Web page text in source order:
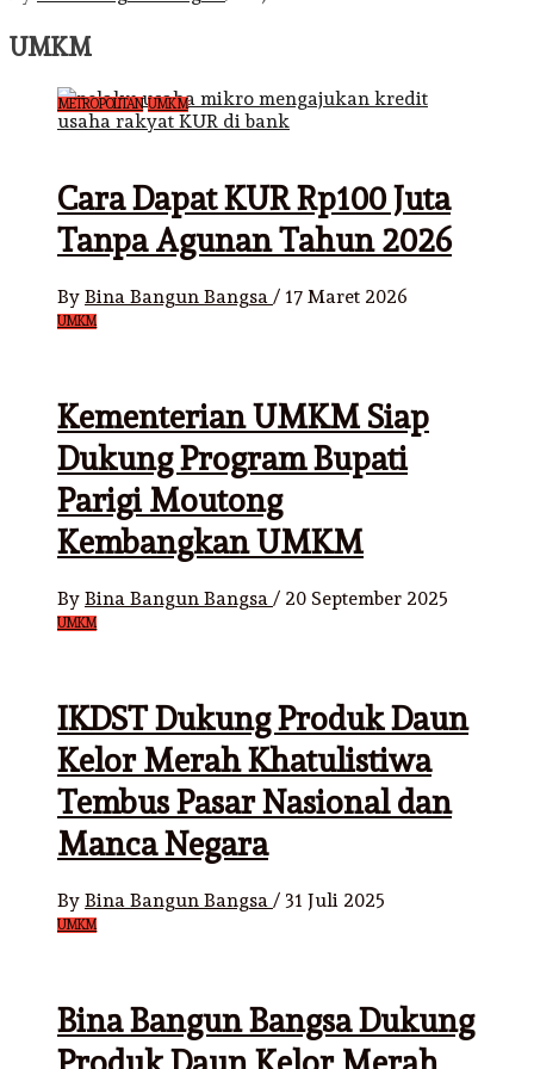
UMKM
METROPOLITAN UMKM
Cara Dapat KUR Rp100 Juta
Tanpa Agunan Tahun 2026
By Bina Bangun Bangsa / 17 Maret 2026
UMKM
Kementerian UMKM Siap
Dukung Program Bupati
Parigi Moutong
Kembangkan UMKM
By Bina Bangun Bangsa / 20 September 2025
UMKM
IKDST Dukung Produk Daun
Kelor Merah Khatulistiwa
Tembus Pasar Nasional dan
Manca Negara
By Bina Bangun Bangsa / 31 Juli 2025
UMKM
Bina Bangun Bangsa Dukung